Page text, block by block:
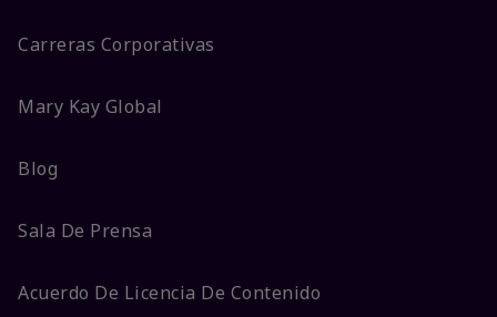
Carreras Corporativas
Mary Kay Global
Blog
Sala De Prensa
Acuerdo De Licencia De Contenido